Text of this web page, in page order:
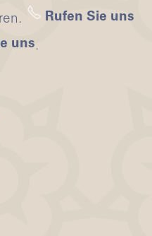
Rufen Sie uns
uns.